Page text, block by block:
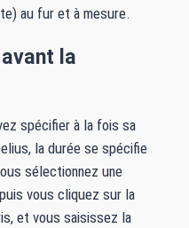
au fur et à mesure.
la
spécifier à la fois sa
la durée se spécifie
sélectionnez une
vous cliquez sur la
et vous saisissez la